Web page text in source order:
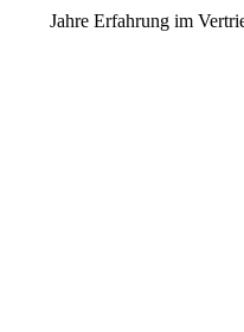
Jahre Erfahrung im